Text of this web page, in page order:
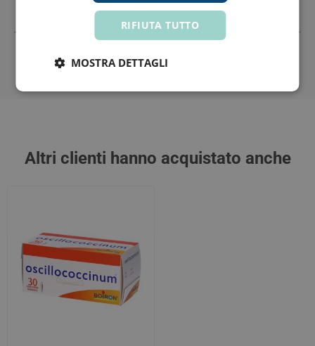
Tecniwork Spa01812000485 www.tecniwork.it
-Informativa
Altri clienti hanno acquistato anche
RIFIUTA TUTTO
MOSTRA DETTAGLI